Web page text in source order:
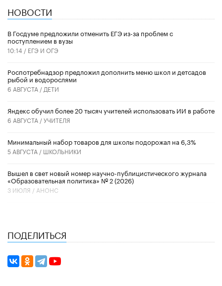
НОВОСТИ
В Госдуме предложили отменить ЕГЭ из-за проблем с
поступлением в вузы
10:14 / ЕГЭ И ОГЭ
Роспотребнадзор предложил дополнить меню школ и детсадов
рыбой и водорослями
6 АВГУСТА / ДЕТИ
​Яндекс обучил более 20 тысяч учителей использовать ИИ в работе
6 АВГУСТА /УЧИТЕЛЯ
Минимальный набор товаров для школы подорожал на 6,3%
5 АВГУСТА / ШКОЛЬНИКИ
Вышел в свет новый номер научно-публицистического журнала
«Образовательная политика» № 2 (2026)
3 ИЮЛЯ / АНОНС
ПОДЕЛИТЬСЯ